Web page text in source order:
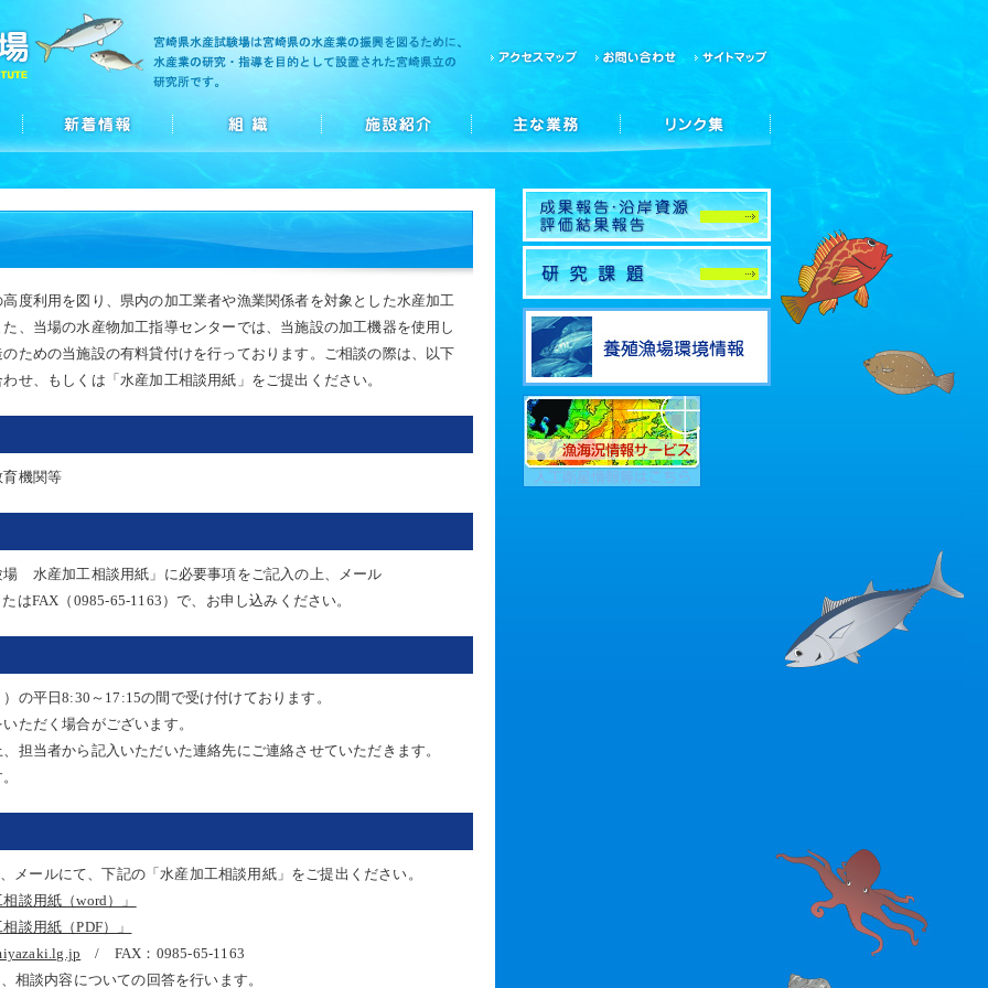
度利用を図り、県内の加工業者や漁業関係者を対象とした水産加工
、当場の水産物加工指導センターでは、当施設の加工機器を使用し
ための当施設の有料貸付けを行っております。ご相談の際は、以下
せ、もしくは「水産加工相談用紙」をご提出ください。
育機関等
水産加工相談用紙」に必要事項をご記入の上、メール
はFAX（0985-65-1163）で、お申し込みください。
の平日8:30～17:15の間で受け付けております。
ただく場合がございます。
担当者から記入いただいた連絡先にご連絡させていただきます。
ールにて、下記の「水産加工相談用紙」をご提出ください。
談用紙（word）」
談用紙（PDF）」
/ FAX：0985-65-1163
談内容についての回答を行います。